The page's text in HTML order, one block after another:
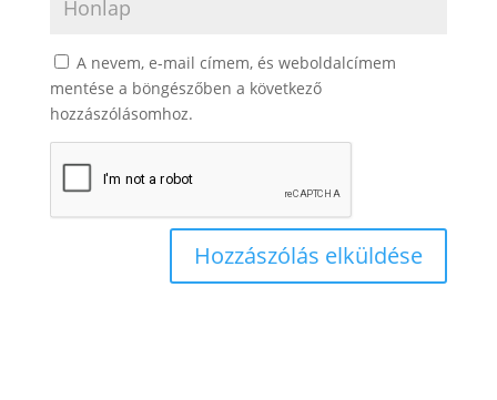
A nevem, e-mail címem, és weboldalcímem
mentése a böngészőben a következő
hozzászólásomhoz.